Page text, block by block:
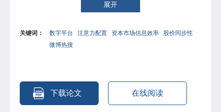
察平台注意力配置对资本市场信息效率的影响及其作用机
制。研究发现，上市公司登上微博热搜后股价同步性显著下
准热搜对照组表明，话题热度相近但未上榜的公司股价同步
性未发生显著变化，说明驱动结果的是榜单带来的公共注意
明，热搜通过激发投资者主动信息搜寻、提高股票流动性和
降低信息不对称提升股价信息含量。进一步研究发现，热搜
展开
关键词： 数字平台 注意力配置 资本市场信息效率
股价同步性
微博热搜
下载论文 在线阅读